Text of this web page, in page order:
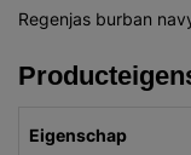
Regenjas burban
Eigenschap